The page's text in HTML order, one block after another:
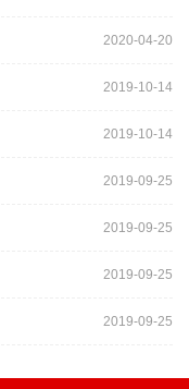
2020-04-20
2019-10-14
2019-10-14
2019-09-25
2019-09-25
2019-09-25
2019-09-25